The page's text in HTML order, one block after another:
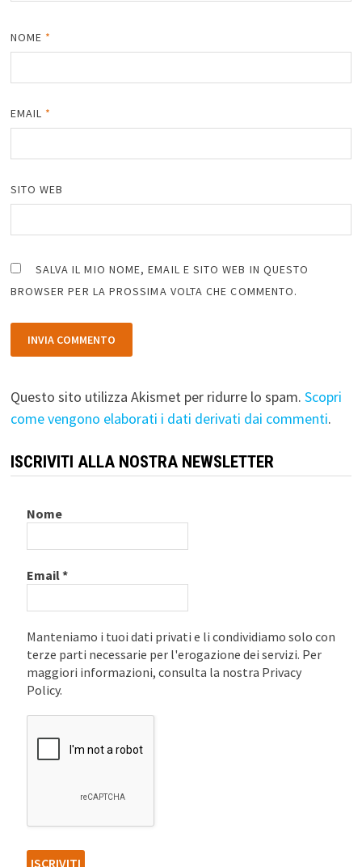
NOME *
EMAIL *
SITO WEB
SALVA IL MIO NOME, EMAIL E SITO WEB IN QUESTO
BROWSER PER LA PROSSIMA VOLTA CHE COMMENTO.
Questo sito utilizza Akismet per ridurre lo spam. Scopri
come vengono elaborati i dati derivati dai commenti.
ISCRIVITI ALLA NOSTRA NEWSLETTER
Nome
Email*
Manteniamo i tuoi dati privati e li condividiamo solo con
terze parti necessarie per l'erogazione dei servizi. Per
maggiori informazioni, consulta la nostra Privacy
Policy.